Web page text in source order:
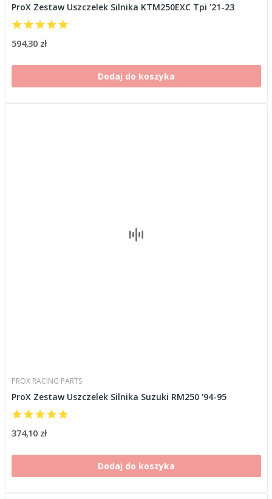
ProX Zestaw Uszczelek Silnika KTM250EXC Tpi '21-23
594,30 zł
Dodaj do koszyka
PROX RACING PARTS
ProX Zestaw Uszczelek Silnika Suzuki RM250 '94-95
374,10 zł
Dodaj do koszyka